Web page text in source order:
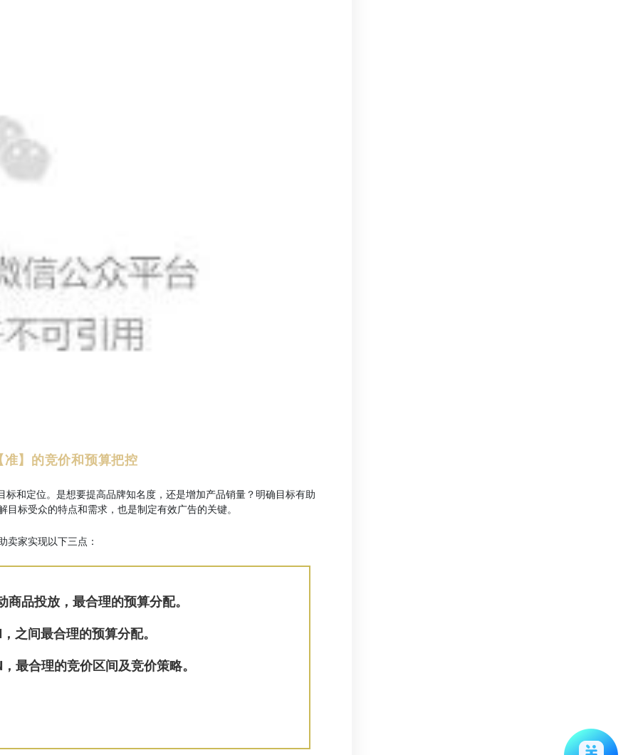
准】 的竞价和预算把控
和定位。是想要提高品牌知名度，还是增加产品销量？明确目标有助
标受众的特点和需求，也是制定有效广告的关键。
卖家实现以下三点：
品投放，最合理的预算分配。
之间最合理的预算分配。
最合理的竞价区间及竞价策略。